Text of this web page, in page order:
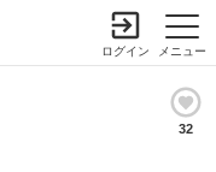
メニュー
ログイン
32